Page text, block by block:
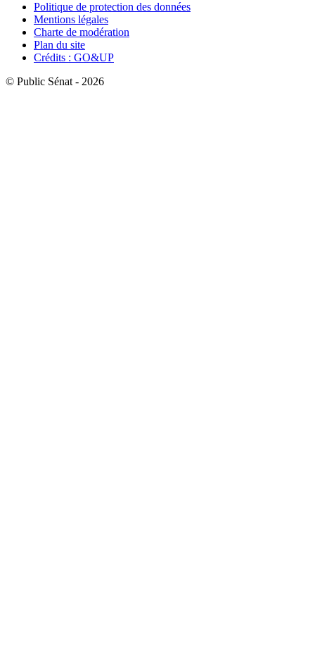
Politique de protection des données
Mentions légales
Charte de modération
Plan du site
Crédits : GO&UP
© Public Sénat - 2026